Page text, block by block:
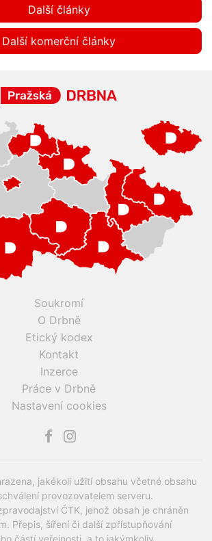
Další články
Další komerční články
Soukromí
O Drbně
Etický kodex
Kontakt
Inzerce
Práce v Drbně
Nastavení cookies
jakékoli užití obsahu včetné obsahu
provozovatelem serveru.
ČTK, jehož obsah je chráněn
Přepis, šíření či další zpřístupňování